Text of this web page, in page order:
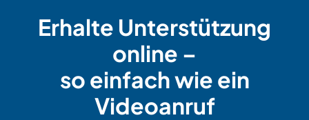
Erhalte Unterstützung
online –
so einfach wie ein
Videoanruf